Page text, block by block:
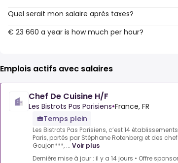
Quel serait mon salaire après taxes?
€ 23 660 a year is how much per hour?
Emplois actifs avec salaires
Chef De Cuisine H/F
Les Bistrots Pas Parisiens•France, FR
Temps plein
Les Bistrots Pas Parisiens, c’est 14
Paris, portés par Stéphane Rotenberg et des
Goujon***, ... Voir plus
Dernière mise à jour : il y a 14 jours • Offre